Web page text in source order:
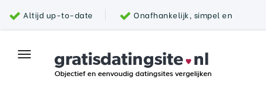
Altijd up-to-date Onafhankelijk, simpel en
Top datingsite
Parship
Toggle
navigation